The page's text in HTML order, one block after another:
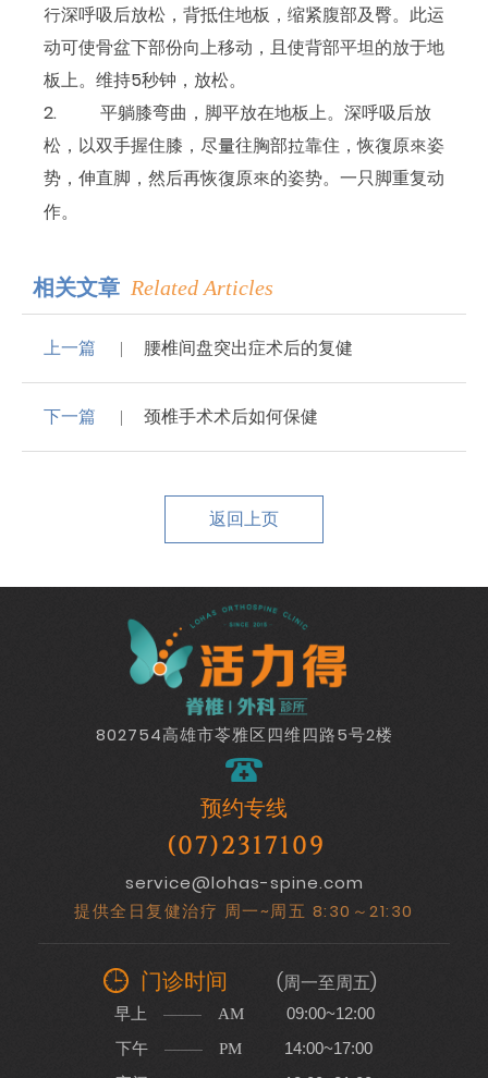
行深呼吸后放松，背抵住地板，缩紧腹部及臀。此运
动可使骨盆下部份向上移动，且使背部平坦的放于地
板上。维持5秒钟，放松。
2. 平躺膝弯曲，脚平放在地板上。深呼吸后放
松，以双手握住膝，尽量往胸部拉靠住，恢復原來姿
势，伸直脚，然后再恢復原來的姿势。一只脚重复动
作。
相关文章 Related Articles
上一篇 腰椎间盘突出症术后的复健
下一篇 颈椎手术术后如何保健
返回上页
802754高雄市苓雅区四维四路5号2楼
预约专线
(07)2317109
service@lohas-spine.com
提供全日复健治疗 周一~周五 8:30～21:30
门诊时间 (周一至周五)
早上 AM 09:00~12:00
下午 PM 14:00~17:00